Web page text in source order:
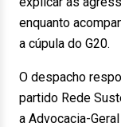
enquanto
a cúpula do G20.
O despacho
partido Rede
a Advocacia-